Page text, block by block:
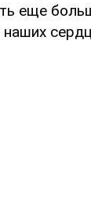
еще